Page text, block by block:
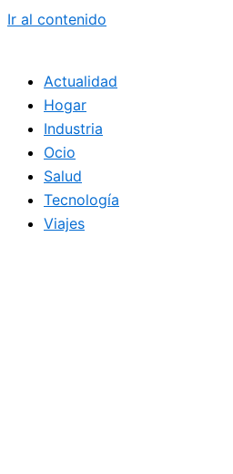
Ir al contenido
Actualidad
Hogar
Industria
Ocio
Salud
Tecnología
Viajes